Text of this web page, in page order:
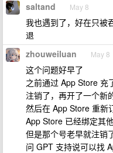
saltand May 8
我也遇到了，好在只被
退
zhouweiluan May 8
这个问题好早了
之前通过 App Store 充
注销了，再开了一个新
然后在 App Store 重新
App Store 已经绑定其他
但是那个号老早就注销
问 GPT 支持说可以找